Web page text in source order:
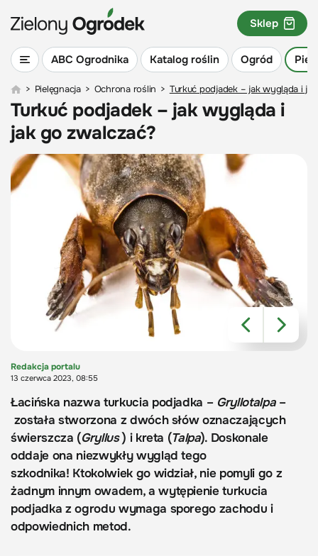
ABC Ogrodnika Katalog roślin Ogród
Sklep
> Pielęgnacja > Ochrona roślin > Turkuć podjadek – jak wygląda i
Turkuć podjadek – jak wygląda i
jak go zwalczać?
Redakcja portalu
13 czerwca 2023, 08:55
Łacińska nazwa turkucia podjadka – Gryllotalpa–
została stworzona z dwóch słów oznaczających
świerszcza (Gryllus) i kreta (Talpa). Doskonale
oddaje ona niezwykły wygląd tego
szkodnika! Ktokolwiek go widział, nie pomyli go z
żadnym innym owadem, a wytępienie turkucia
podjadka z ogrodu wymaga sporego zachodu i
odpowiednich metod.